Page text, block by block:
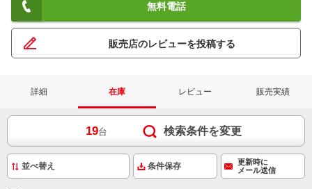
無料電話
販売店のレビューを投稿する
詳細 在庫 レビュー 販売実績
19台 検索条件を変更
条件保存
更新時に
メール送信